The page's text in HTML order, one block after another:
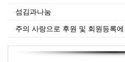
섬김과나눔
주의 사랑으로 후원 및 회원등록에